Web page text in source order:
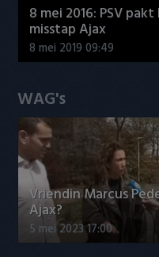
8 mei 2016: PSV
misstap Ajax
8 mei 2019 09:49
WAG's
Vriendin Marcus
Ajax?
5 mei 2023 17:00